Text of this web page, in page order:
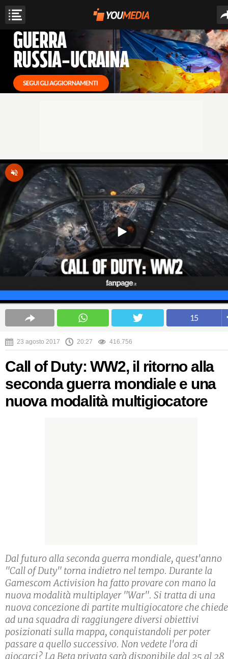
15
23 agosto 2017 20:27 416.756
Call of Duty: WW2, il ritorno alla
seconda guerra mondiale e una
nuova modalità multigiocatore
Dal futuro alla seconda guerra mondiale, quest'anno
"Call of Duty" torna indietro nel tempo. Durante la
Gamescom Activision ha fatto provare con mano la
nuova modalità multiplayer "War". Si tratta di una
nuova concezione di partite multigiocatore che
ad una squadra di raggiungere diversi obiettivi
posizionati sulla mappa, conquistandoli per poter
passare a quello successivo. Non vedete l'ora di
giocarci? La Beta privata sarà disponibile dal 25 al 28